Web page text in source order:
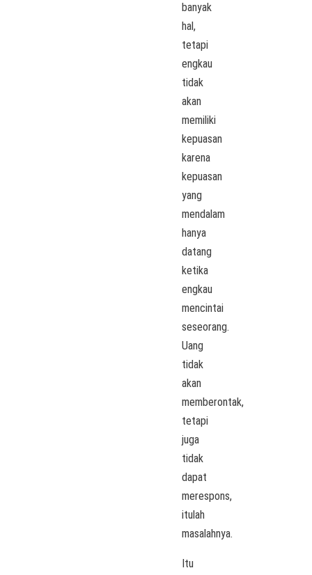
banyak
hal,
tetapi
engkau
tidak
akan
memiliki
kepuasan
karena
kepuasan
yang
mendalam
hanya
datang
ketika
engkau
mencintai
seseorang.
Uang
tidak
akan
memberontak,
tetapi
juga
tidak
dapat
merespons,
itulah
masalahnya.
Itu